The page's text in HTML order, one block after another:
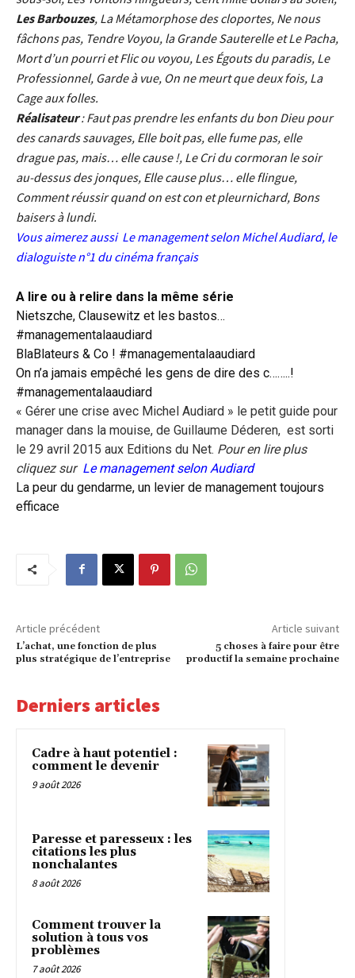
Les Barbouzes, La Métamorphose des cloportes, Ne nous
fâchons pas, Tendre Voyou, la Grande Sauterelle et Le Pacha,
Mort d’un pourri et Flic ou voyou, Les Égouts du paradis, Le
Professionnel, Garde à vue, On ne meurt que deux fois, La
Cage aux folles.
Réalisateur: Faut pas prendre les enfants du bon Dieu pour
des canards sauvages, Elle boit pas, elle fume pas, elle
drague pas, mais… elle cause !, Le Cri du cormoran le soir
au-dessus des jonques, Elle cause plus… elle flingue,
Comment réussir quand on est con et pleurnichard, Bons
baisers à lundi.
Vous aimerez aussi Le management selon Michel Audiard, le
dialoguiste n°1 du cinéma français
A lire ou à relire dans la même série
Nietszche, Clausewitz et les bastos…
#managementalaaudiard
BlaBlateurs & Co ! #managementalaaudiard
On n’a jamais empêché les gens de dire des c……..!
#managementalaaudiard
« Gérer une crise avec Michel Audiard » le petit guide pour
manager dans la mouise, de Guillaume Déderen, est sorti
le 29 avril 2015 aux Editions du Net. Pour en lire plus
cliquez sur Le management selon Audiard
La peur du gendarme, un levier de management toujours
efficace
Article précédent
L’achat, une fonction de plus
plus stratégique de l’entreprise
Article suivant
5 choses à faire pour être
productif la semaine prochaine
Derniers articles
Cadre à haut potentiel :
comment le devenir
9 août 2026
Paresse et paresseux : les
citations les plus
nonchalantes
8 août 2026
Comment trouver la
solution à tous vos
problèmes
7 août 2026